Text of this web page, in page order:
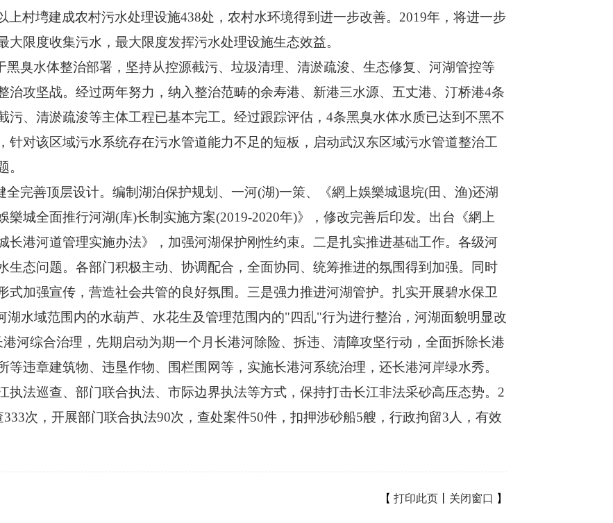
上村塆建成农村污水处理设施438处，农村水环境得到进一步改善。2019年，将进一步
限度收集污水，最大限度发挥污水处理设施生态效益。
黑臭水体整治部署，坚持从控源截污、垃圾清理、清淤疏浚、生态修复、河湖管控等
治攻坚战。经过两年努力，纳入整治范畴的余寿港、新港三水源、五丈港、汀桥港4条
污、清淤疏浚等主体工程已基本完工。经过跟踪评估，4条黑臭水体水质已达到不黑不
针对该区域污水系统存在污水管道能力不足的短板，启动武汉东区域污水管道整治工
。
全完善顶层设计。编制湖泊保护规划、一河(湖)一策、《網上娛樂城退垸(田、渔)还湖
樂城全面推行河湖(库)长制实施方案(2019-2020年)》，修改完善后印发。出台《網上
长港河道管理实施办法》，加强河湖保护刚性约束。二是扎实推进基础工作。各级河
生态问题。各部门积极主动、协调配合，全面协同、统筹推进的氛围得到加强。同时
式加强宣传，营造社会共管的良好氛围。三是强力推进河湖管护。扎实开展碧水保卫
水域范围内的水葫芦、水花生及管理范围内的"四乱"行为进行整治，河湖面貌明显改
河综合治理，先期启动为期一个月长港河除险、拆违、清障攻坚行动，全面拆除长港
违章建筑物、违垦作物、围栏围网等，实施长港河系统治理，还长港河岸绿水秀。
执法巡查、部门联合执法、市际边界执法等方式，保持打击长江非法采砂高压态势。2
次，开展部门联合执法90次，查处案件50件，扣押涉砂船5艘，行政拘留3人，有效
【 打印此页 关闭窗口 】